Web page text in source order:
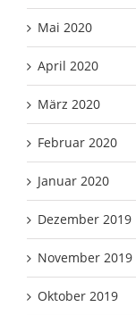
Mai 2020
April 2020
März 2020
Februar 2020
Januar 2020
Dezember 2019
November 2019
Oktober 2019